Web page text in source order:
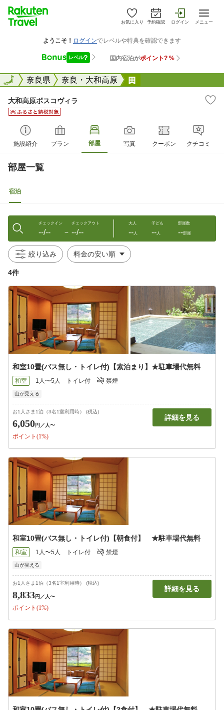
お気に入り 予約確認 ログイン メニュー
全国奈良県 奈良・大和高原
全国
大和高原ボスコヴィラ
施設紹介 プラン 部屋 写真 クーポン クチコミ
部屋一覧
宿泊
チェックイン
--/-- 〜
チェックアウト
--/--
大人
--人
子ども
--人
部屋数
--部屋
絞り込み
4件
和室10畳(バス無し・トイレ付)【素泊まり】★駐車場代無料
和室 1人〜5人 トイレ付 禁煙
山が見える
お1人さま1泊（3名1室利用時） (税込)
6,050円 ／人〜
ポイント(1%)
詳細を見る
和室10畳(バス無し・トイレ付)【朝食付】 ★駐車場代無料
和室 1人〜5人 トイレ付 禁煙
山が見える
お1人さま1泊（3名1室利用時） (税込)
8,833円 ／人〜
ポイント(1%)
詳細を見る